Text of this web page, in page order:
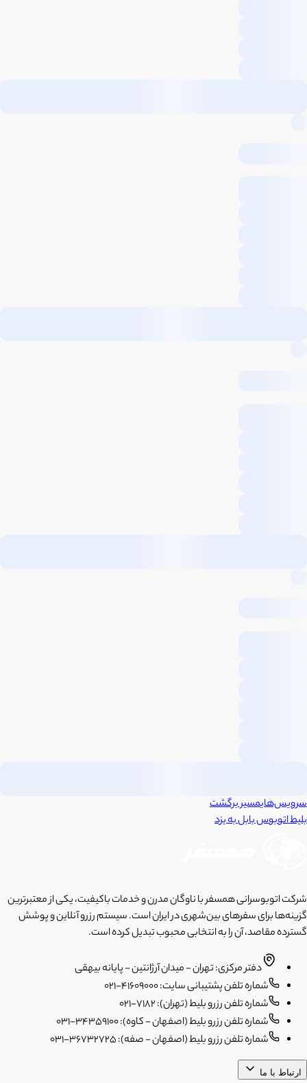
سرویس‌هایمسیر برگشت
بلیط اتوبوسبابلبهیزد
شرکت اتوبوسرانی همسفر با ناوگان مدرن و خدمات باکیفیت، یکی از معتبرترین
گزینه‌ها برای سفرهای بین‌شهری در ایران است. سیستم رزرو آنلاین و پوشش
گسترده مقاصد، آن را به انتخابی محبوب تبدیل کرده است.
دفتر مرکزی: تهران - میدان آرژانتین - پایانه بیهقی
شماره تلفن پشتیبانی سایت: 41609000-021
شماره تلفن رزرو بلیط (تهران): 7182-021
شماره تلفن رزرو بلیط (اصفهان - کاوه): 34359100-031
شماره تلفن رزرو بلیط (اصفهان - صفه): 36732725-031
ارتباط با ما